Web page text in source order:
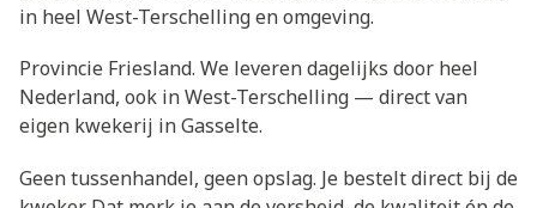
in heel West-Terschelling en omgeving.
Provincie Friesland. We leveren dagelijks door heel
Nederland, ook in West-Terschelling — direct van
eigen kwekerij in Gasselte.
Geen tussenhandel, geen opslag. Je bestelt direct bij de